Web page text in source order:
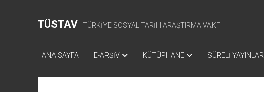
TÜSTAV TÜRKİYE SOSYAL TARİH ARAŞTIRMA VAKFI
ANA SAYFA E-ARŞİV KÜTÜPHANE SÜRELİ YAYINLAR